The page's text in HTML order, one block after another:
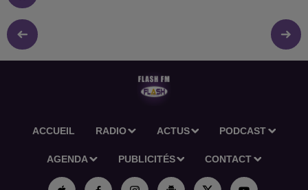
ACCUEIL RADIO ACTUS PODCAST
AGENDA PUBLICITÉS CONTACT